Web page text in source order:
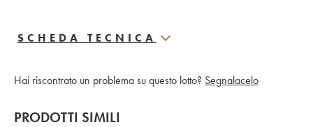
SCHEDA TECNICA
Hai riscontrato un problema su questo lotto? Segnalacelo
PRODOTTI SIMILI